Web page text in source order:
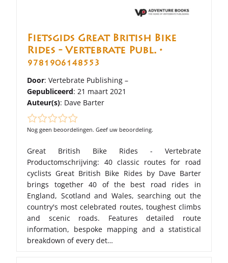
Fietsgids Great British Bike
Rides - Vertebrate Publ. •
9781906148553
Door: Vertebrate Publishing –
Gepubliceerd: 21 maart 2021
Auteur(s): Dave Barter
Nog geen beoordelingen. Geef uw beoordeling.
Great British Bike Rides - Vertebrate
Productomschrijving: 40 classic routes for road
cyclists Great British Bike Rides by Dave Barter
brings together 40 of the best road rides in
England, Scotland and Wales, searching out the
country's most celebrated routes, toughest climbs
and scenic roads. Features detailed route
information, bespoke mapping and a statistical
breakdown of every det…